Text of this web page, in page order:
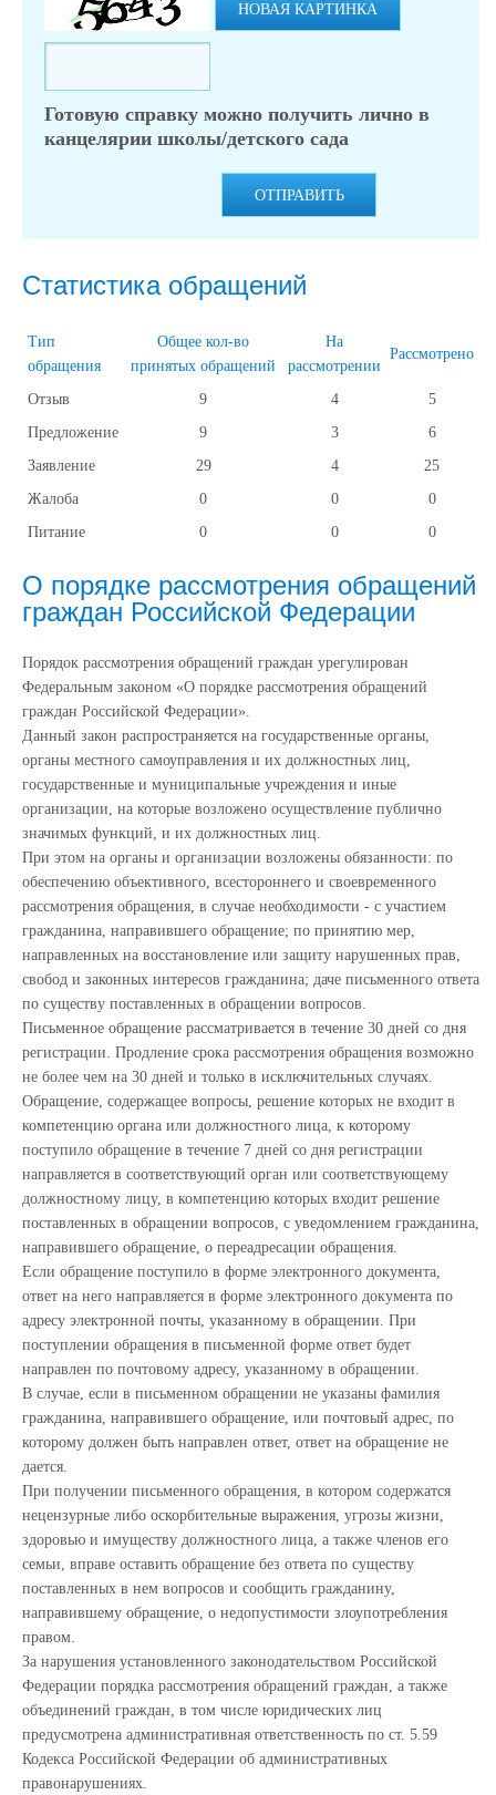
НОВАЯ КАРТИНКА
Готовую справку можно получить лично в
канцелярии школы/детского сада
ОТПРАВИТЬ
Статистика обращений
Тип
обращения
Общее кол-во
принятых обращений
На
рассмотрении
Рассмотрено
Отзыв 9 4
5
Предложение
9 3
6
Заявление
29 4
25
Жалоба
0 0
0
Питание
0 0 0
О порядке рассмотрения обращений
граждан Российской Федерации
Порядок рассмотрения обращений граждан урегулирован
Федеральным законом «О порядке рассмотрения обращений
граждан Российской Федерации».
Данный закон распространяется на государственные органы,
органы местного самоуправления и их должностных лиц,
государственные и муниципальные учреждения и иные
организации, на которые возложено осуществление публично
значимых функций, и их должностных лиц.
При этом на органы и организации возложены обязанности: по
обеспечению объективного, всестороннего и своевременного
рассмотрения обращения, в случае необходимости - с участием
гражданина, направившего обращение; по принятию мер,
направленных на восстановление или защиту нарушенных прав,
свобод и законных интересов гражданина; даче письменного ответа
по существу поставленных в обращении вопросов.
Письменное обращение рассматривается в течение 30 дней со дня
регистрации. Продление срока рассмотрения обращения возможно
не более чем на 30 дней и только в исключительных случаях.
Обращение, содержащее вопросы, решение которых не входит в
компетенцию органа или должностного лица, к которому
поступило обращение в течение 7 дней со дня регистрации
направляется в соответствующий орган или соответствующему
должностному лицу, в компетенцию которых входит решение
поставленных в обращении вопросов, с уведомлением гражданина,
направившего обращение, о переадресации обращения.
Если обращение поступило в форме электронного документа,
ответ на него направляется в форме электронного документа по
адресу электронной почты, указанному в обращении. При
поступлении обращения в письменной форме ответ будет
направлен по почтовому адресу, указанному в обращении.
В случае, если в письменном обращении не указаны фамилия
гражданина, направившего обращение, или почтовый адрес, по
которому должен быть направлен ответ, ответ на обращение не
дается.
При получении письменного обращения, в котором содержатся
нецензурные либо оскорбительные выражения, угрозы жизни,
здоровью и имуществу должностного лица, а также членов его
семьи, вправе оставить обращение без ответа по существу
поставленных в нем вопросов и сообщить гражданину,
направившему обращение, о недопустимости злоупотребления
правом.
За нарушения установленного законодательством Российской
Федерации порядка рассмотрения обращений граждан, а также
объединений граждан, в том числе юридических лиц
предусмотрена административная ответственность по ст. 5.59
Кодекса Российской Федерации об административных
правонарушениях.